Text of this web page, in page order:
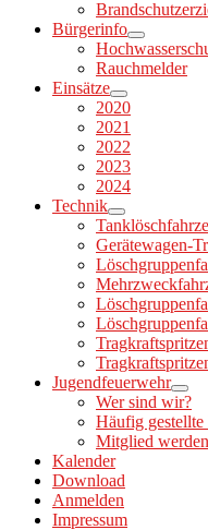
Bürgerinfo
Rauchmelder
Einsätze
2020
2021
2022
2023
2024
Technik
Gerätewagen-
Jugendfeuerwehr
Wer sind wir?
Häufig gestellte
Mitglied werden
Kalender
Download
Anmelden
Impressum